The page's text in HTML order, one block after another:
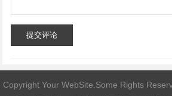
提交评论
Copyright Your WebSite.Some Rights